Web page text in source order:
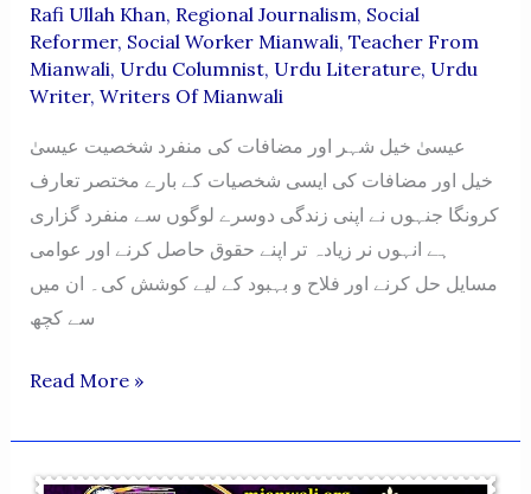
Rafi Ullah Khan, Regional Journalism, Social
Reformer, Social Worker Mianwali, Teacher From
Mianwali, Urdu Columnist, Urdu Literature, Urdu
Writer, Writers Of Mianwali
عیسیٰ خیل شہر اور مضافات کی منفرد شخصیت عیسیٰ
خیل اور مضافات کی ایسی شخصیات کے بارے مختصر تعارف
کرونگا جنہوں نے اپنی زندگی دوسرے لوگوں سے منفرد گزاری
ہے انہوں نر زیادہ تر اپنے حقوق حاصل کرنے اور عوامی
مسایل حل کرنے اور فلاح و بہبود کے لیے کوشش کی۔ ان میں
سے کچھ
ISA
SHEHAR
AUR
Read More »